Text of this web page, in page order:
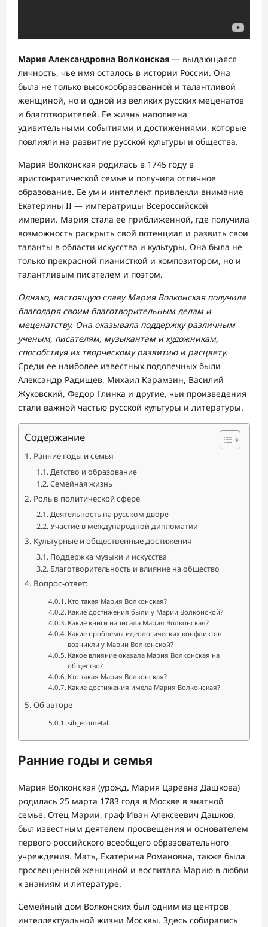
Мария Александровна Волконская — выдающаяся
личность, чье имя осталось в истории России. Она
была не только высокообразованной и талантливой
женщиной, но и одной из великих русских меценатов
и благотворителей. Ее жизнь наполнена
удивительными событиями и достижениями, которые
повлияли на развитие русской культуры и общества.
Мария Волконская родилась в 1745 году в
аристократической семье и получила отличное
образование. Ее ум и интеллект привлекли внимание
Екатерины II — императрицы Всероссийской
империи. Мария стала ее приближенной, где получила
возможность раскрыть свой потенциал и развить свои
таланты в области искусства и культуры. Она была не
только прекрасной пианисткой и композитором, но и
талантливым писателем и поэтом.
Однако, настоящую славу Мария Волконская получила
благодаря своим благотворительным делам и
меценатству. Она оказывала поддержку различным
ученым, писателям, музыкантам и художникам,
способствуя их творческому развитию и расцвету.
Среди ее наиболее известных подопечных были
Александр Радищев, Михаил Карамзин, Василий
Жуковский, Федор Глинка и другие, чьи произведения
стали важной частью русской культуры и литературы.
Содержание
Ранние годы и семья
Детство и образование
Семейная жизнь
Роль в политической сфере
Деятельность на русском дворе
Участие в международной дипломатии
Культурные и общественные достижения
Поддержка музыки и искусства
Благотворительность и влияние на общество
Вопрос-ответ:
Кто такая Мария Волконская?
Какие достижения были у Марии Волконской?
Какие книги написала Мария Волконская?
Какие проблемы идеологических конфликтов
возникли у Марии Волконской?
Какое влияние оказала Мария Волконская на
общество?
Кто такая Мария Волконская?
Какие достижения имела Мария Волконская?
Об авторе
sib_ecometal
Ранние годы и семья
Мария Волконская (урожд. Мария Царевна Дашкова)
родилась 25 марта 1783 года в Москве в знатной
семье. Отец Марии, граф Иван Алексеевич Дашков,
был известным деятелем просвещения и основателем
первого российского всеобщего образовательного
учреждения. Мать, Екатерина Романовна, также была
просвещенной женщиной и воспитала Марию в любви
к знаниям и литературе.
Семейный дом Волконских был одним из центров
интеллектуальной жизни Москвы. Здесь собирались